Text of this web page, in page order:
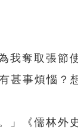
我奪取張節
甚事煩惱？
」《儒林外